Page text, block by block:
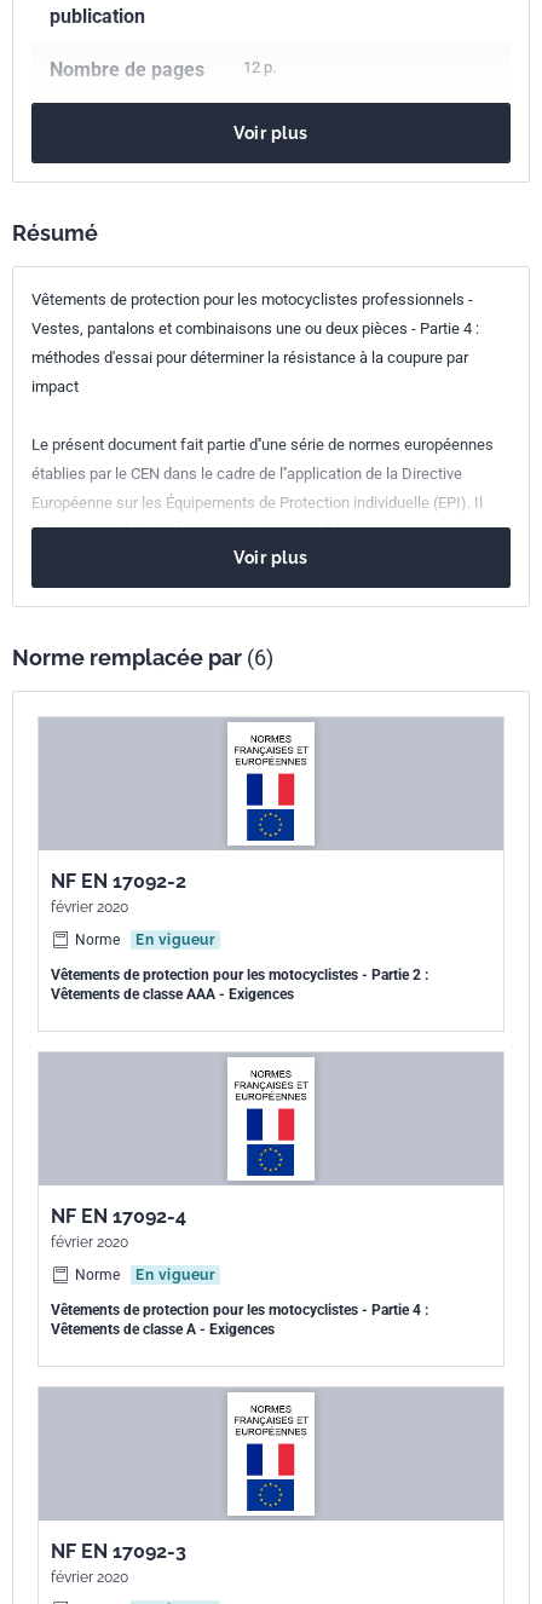
publication
Nombre de pages 12 p.
Codes ICS
Parenté
Voir plus
Résumé
Vêtements de protection pour les motocyclistes professionnels -
Vestes, pantalons et combinaisons une ou deux pièces - Partie 4 :
méthodes d'essai pour déterminer la résistance à la coupure par
impact
Le présent document fait partie d''une série de normes européennes
établies par le CEN dans le cadre de l''application de la Directive
Européenne sur les Équipements de Protection individuelle (EPI). Il
décrit les méthodes d''essai, de résistance à la coupure par impact,
applicable aux matériaux des vêtements pour motocyclistes
professionnels.
Voir plus
Norme remplacée par (6)
NF EN 17092-2
février 2020
Norme
En vigueur
Vêtements de protection pour les motocyclistes - Partie 2 :
Vêtements de classe AAA - Exigences
NF EN 17092-4
février 2020
Norme
En vigueur
Vêtements de protection pour les motocyclistes - Partie 4 :
Vêtements de classe A - Exigences
NF EN 17092-3
février 2020